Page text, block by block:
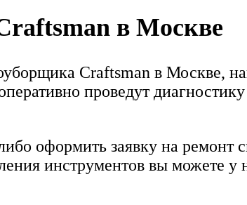
в Москве
Craftsman в Москве,
проведут
оформить заявку на ремонт
инструментов вы можете у